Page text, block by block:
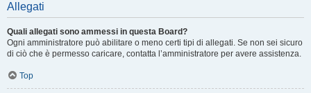
Allegati
Quali allegati sono ammessi in questa Board?
Ogni amministratore può abilitare o meno certi tipi di allegati. Se non sei sicuro
di ciò che è permesso caricare, contatta l’amministratore per avere assistenza.
Top